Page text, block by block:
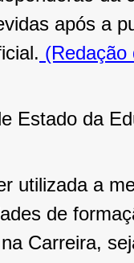
após a
(Redação
Estado da
utilizada a
de
Carreira,